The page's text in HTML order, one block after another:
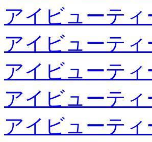
アイビューテ
アイビューテ
アイビューテ
アイビューテ
アイビューテ